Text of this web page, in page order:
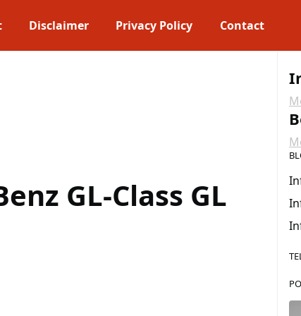
Disclaimer Privacy Policy Contact
GL-Class GL